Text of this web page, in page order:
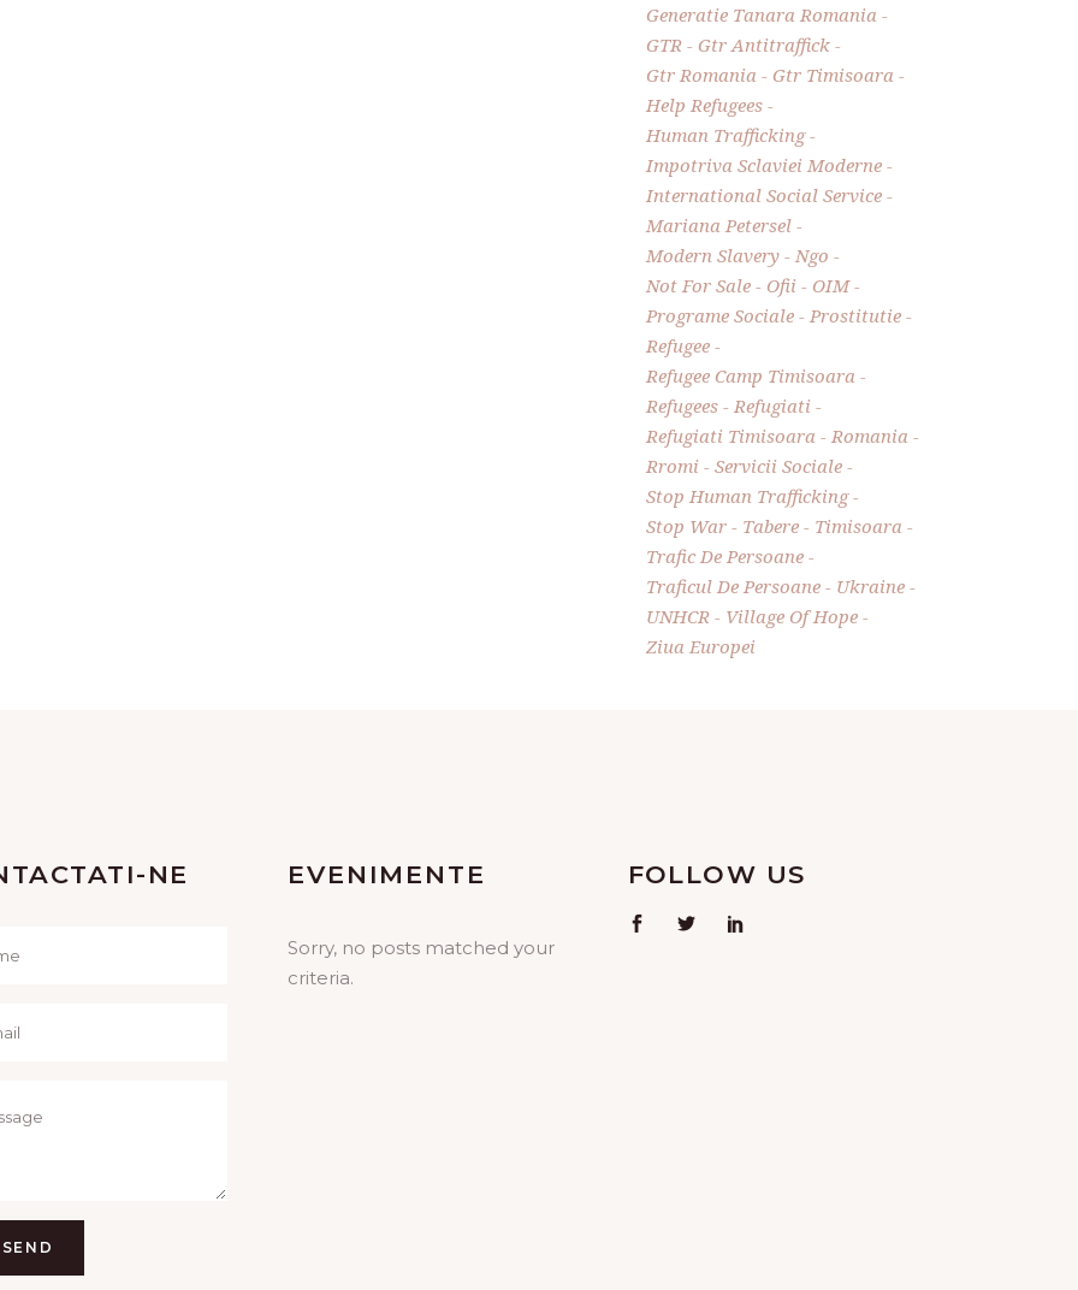
Generatie Tanara Romania
GTR
Gtr Antitraffick
Gtr Romania
Gtr Timisoara
Help Refugees
Human Trafficking
Impotriva Sclaviei Moderne
International Social Service
Mariana Petersel
Modern Slavery
Ngo
Not For Sale
Ofii
OIM
Programe Sociale
Prostitutie
Refugee
Refugee Camp Timisoara
Refugees
Refugiati
Refugiati Timisoara
Romania
Rromi
Servicii Sociale
Stop Human Trafficking
Stop War
Tabere
Timisoara
Trafic De Persoane
Traficul De Persoane
Ukraine
UNHCR
Village Of Hope
Ziua Europei
NE
SEND
EVENIMENTE
Sorry, no posts matched your
criteria.
FOLLOW US